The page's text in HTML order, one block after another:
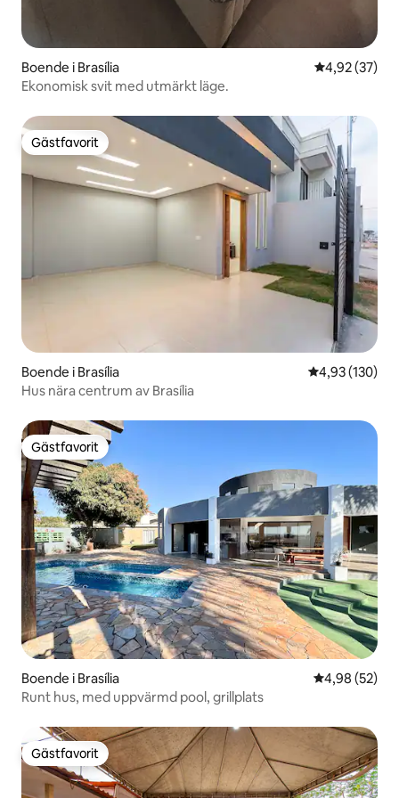
Boende i Brasília 4,92 av 5 i
4,92 (37)
Ekonomisk svit med utmärkt läge.
Gästfavorit
Gästfavorit
Boende i Brasília 4,93 av 5 i
4,93 (130)
Hus nära centrum av Brasília
Gästfavorit
Gästfavorit
Boende i Brasília 4,98 av 5 i
4,98 (52)
Runt hus, med uppvärmd pool, grillplats
Gästfavorit
Gästfavorit